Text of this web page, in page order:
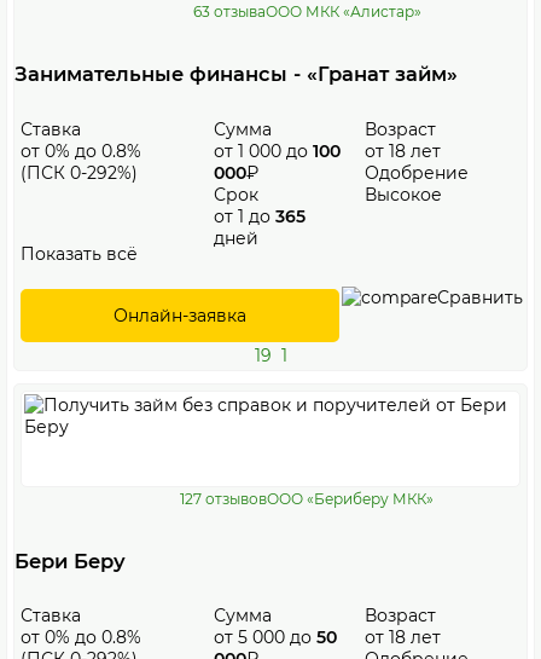
63 отзываООО МКК «Алистар»
Занимательные финансы - «Гранат займ»
Ставка
от 0% до 0.8%
(ПСК 0-292%)
Сумма
от 1 000 до 100
000₽
Срок
от 1 до 365
дней
Возраст
от 18 лет
Одобрение
Высокое
Показать всё
Онлайн-заявка
Сравнить
19 1
127 отзывовООО «Бериберу МКК»
Бери Беру
Ставка
от 0% до 0.8%
Сумма
от 5 000 до 50
Возраст
от 18 лет